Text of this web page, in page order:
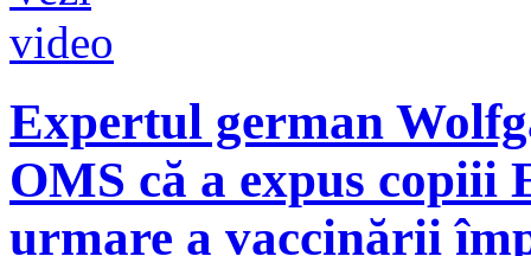
Expertul german
OMS că a expus copiii
urmare a vaccinării